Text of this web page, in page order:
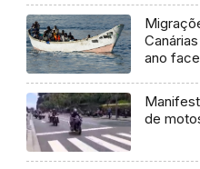
ano
de